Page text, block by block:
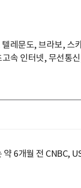
레문도, 브라보, 스
속 인터넷, 무선통
6개월 전 CNBC,